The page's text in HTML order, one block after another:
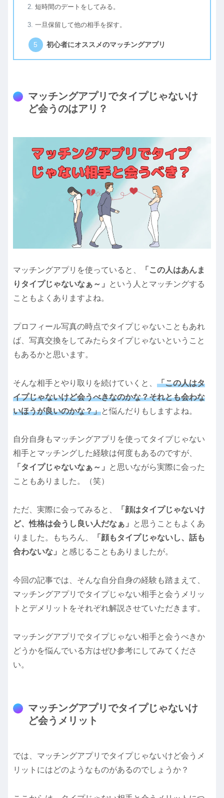
短時間のデートをしてみる。
一旦保留して他の相手を探す。
初心者にオススメのマッチングアプリ
マッチングアプリでタイプじゃないけ
ど会うのはアリ？
マッチングアプリを使っていると、
「この人はあんま
りタイプじゃないなぁ～」
という人とマッチングする
こともよくありますよね。
プロフィール写真の時点でタイプじゃないこともあれ
ば、写真交換をしてみたらタイプじゃないということ
もあるかと思います。
そんな相手とやり取りを続けていくと、 「この人はタ
イプじゃないけど会うべきなのかな？それとも会わな
いほうが良いのかな？」と悩んだりもしますよね。
自分自身もマッチングアプリを使ってタイプじゃない
相手とマッチングした経験は何度もあるのですが、
「タイプじゃないなぁ～」
と思いながら実際に会った
こともありました。（笑）
ただ、実際に会ってみると、
「顔はタイプじゃないけ
ど、性格は会うし良い人だなぁ」
と思うこともよくあ
りました。もちろん、
「顔もタイプじゃないし、話も
合わないな」
と感じることもありましたが。
今回の記事では、そんな自分自身の経験も踏まえて、
マッチングアプリでタイプじゃない相手と会うメリッ
トとデメリットをそれぞれ解説させていただきます。
マッチングアプリでタイプじゃない相手と会うべきか
どうかを悩んでいる方はぜひ参考にしてみてくださ
い。
マッチングアプリでタイプじゃないけ
ど会うメリット
では、マッチングアプリでタイプじゃないけど会うメ
リットにはどのようなものがあるのでしょうか？